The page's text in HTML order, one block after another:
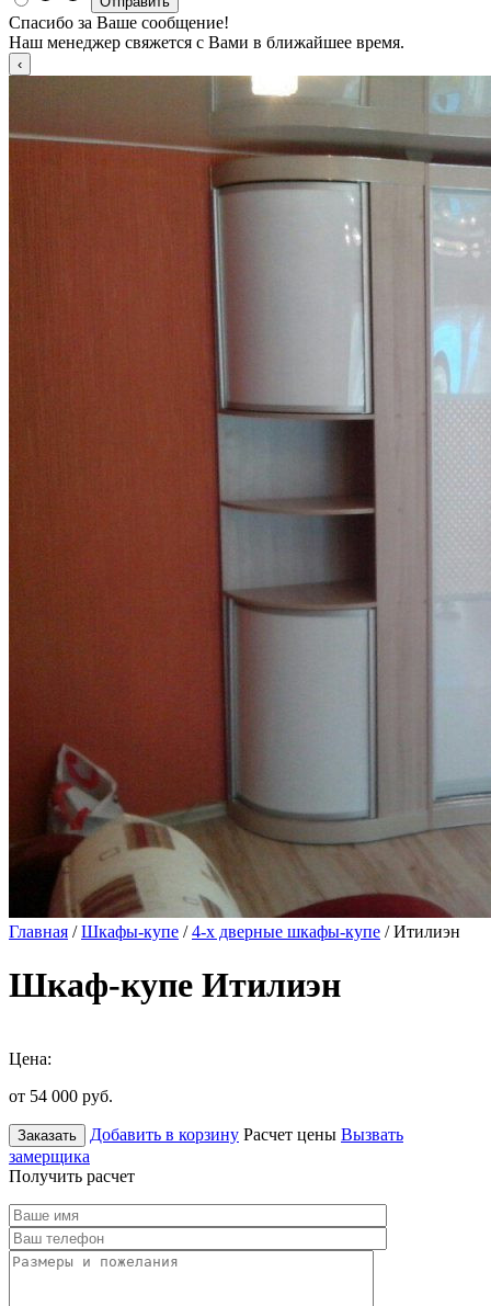
Спасибо за Ваше сообщение!
Наш менеджер свяжется с Вами в ближайшее время.
Главная /Шкафы-купе /4-х дверные шкафы-купе / Итилиэн
Шкаф-купе Итилиэн
Цена:
от 54 000 руб.
Заказать Добавить в корзину Расчет цены Вызвать
замерщика
Получить расчет